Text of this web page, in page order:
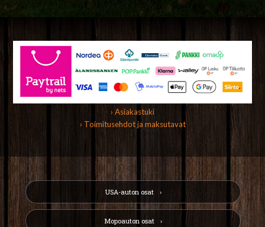
› Asiakastuki
› Toimitusehdot ja maksutavat
USA-auton osat
Mopoauton osat